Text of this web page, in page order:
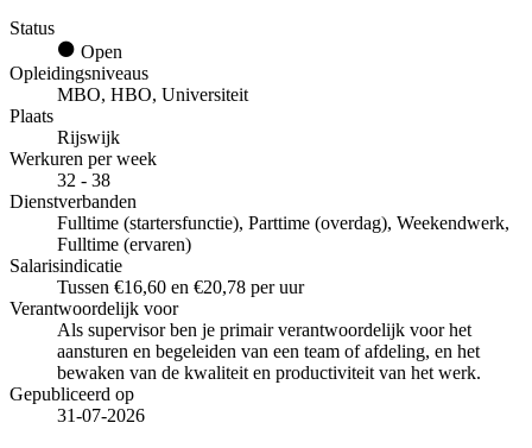
Status
Open
Opleidingsniveaus
MBO, HBO, Universiteit
Plaats
Rijswijk
Werkuren per week
32 - 38
Dienstverbanden
Fulltime (startersfunctie), Parttime (overdag), Weekendwerk,
Fulltime (ervaren)
Salarisindicatie
Tussen €16,60 en €20,78 per uur
Verantwoordelijk voor
Als supervisor ben je primair verantwoordelijk voor het
aansturen en begeleiden van een team of afdeling, en het
bewaken van de kwaliteit en productiviteit van het werk.
Gepubliceerd op
31-07-2026